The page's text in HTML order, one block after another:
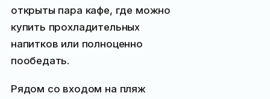
открыты пара кафе, где можно
купить прохладительных
напитков или полноценно
пообедать.
Рядом со входом на пляж